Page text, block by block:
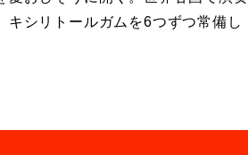
シリトールガムを6つずつ常備し